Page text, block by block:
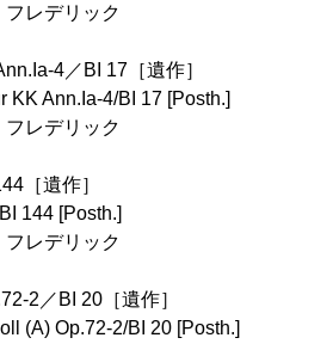
レデリック
4／BI 17［遺作］
KK Ann.Ia-4/BI 17 [Posth.]
レデリック
［遺作］
144 [Posth.]
レデリック
2／BI 20［遺作］
(A) Op.72-2/BI 20 [Posth.]